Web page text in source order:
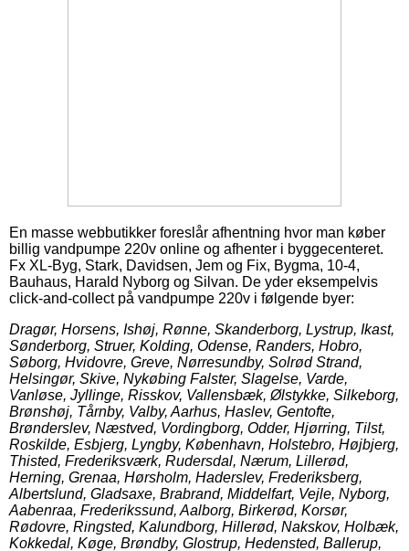
En masse webbutikker foreslår afhentning hvor man køber
billig vandpumpe 220v online og afhenter i byggecenteret.
Fx XL-Byg, Stark, Davidsen, Jem og Fix, Bygma, 10-4,
Bauhaus, Harald Nyborg og Silvan. De yder eksempelvis
click-and-collect på vandpumpe 220v i følgende byer:
Dragør, Horsens, Ishøj, Rønne, Skanderborg, Lystrup, Ikast,
Sønderborg, Struer, Kolding, Odense, Randers, Hobro,
Søborg, Hvidovre, Greve, Nørresundby, Solrød Strand,
Helsingør, Skive, Nykøbing Falster, Slagelse, Varde,
Vanløse, Jyllinge, Risskov, Vallensbæk, Ølstykke, Silkeborg,
Brønshøj, Tårnby, Valby, Aarhus, Haslev, Gentofte,
Brønderslev, Næstved, Vordingborg, Odder, Hjørring, Tilst,
Roskilde, Esbjerg, Lyngby, København, Holstebro, Højbjerg,
Thisted, Frederiksværk, Rudersdal, Nærum, Lillerød,
Herning, Grenaa, Hørsholm, Haderslev, Frederiksberg,
Albertslund, Gladsaxe, Brabrand, Middelfart, Vejle, Nyborg,
Aabenraa, Frederikssund, Aalborg, Birkerød, Korsør,
Rødovre, Ringsted, Kalundborg, Hillerød, Nakskov, Holbæk,
Kokkedal, Køge, Brøndby, Glostrup, Hedensted, Ballerup,